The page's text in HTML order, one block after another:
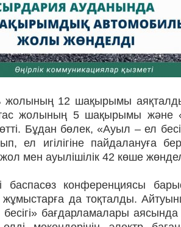
жолының 12 шақырымы
жолының 5 шақырымы және
Бұдан бөлек, «Ауыл – ел
ел игілігіне пайдалануға
мен ауылішілік 42 көше
баспасөз конференциясы
жұмыстарға да тоқталды.
бағдарламалары